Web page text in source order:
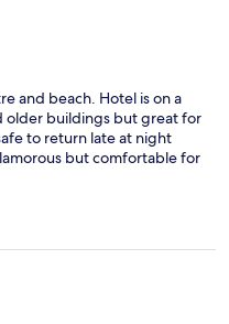
and beach. Hotel is on a
older buildings but great for
to return late at night
but comfortable for